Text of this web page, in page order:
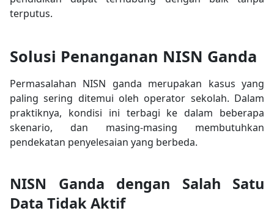
terputus.
Solusi Penanganan NISN Ganda
Permasalahan NISN ganda merupakan kasus yang
paling sering ditemui oleh operator sekolah. Dalam
praktiknya, kondisi ini terbagi ke dalam beberapa
skenario, dan masing-masing membutuhkan
pendekatan penyelesaian yang berbeda.
NISN Ganda dengan Salah Satu
Data Tidak Aktif